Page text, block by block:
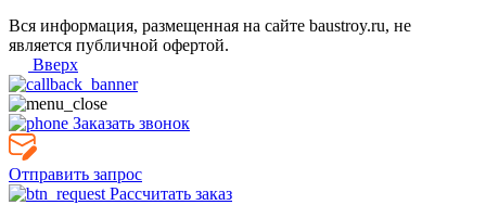
Вся информация, размещенная на сайте baustroy.ru, не
является публичной офертой.
Вверх
Заказать звонок
Отправить запрос
Рассчитать заказ